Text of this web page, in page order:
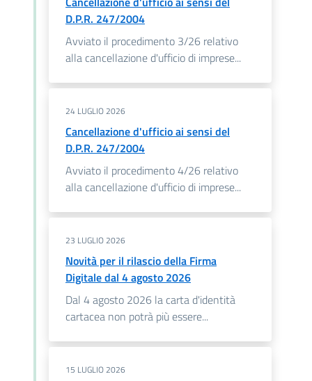
D.P.R. 247/2004
Avviato il procedimento 3/26 relativo
alla cancellazione d'ufficio di imprese...
24 LUGLIO 2026
Cancellazione d'ufficio ai sensi del
D.P.R. 247/2004
Avviato il procedimento 4/26 relativo
alla cancellazione d'ufficio di imprese...
23 LUGLIO 2026
Novità per il rilascio della Firma
Digitale dal 4 agosto 2026
Dal 4 agosto 2026 la carta d'identità
cartacea non potrà più essere...
15 LUGLIO 2026